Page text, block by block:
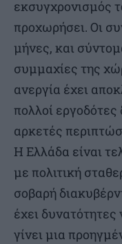
εκσυγχρονισμός
προχωρήσει. Οι
μήνες, και
συμμαχίες της
ανεργία έχει
πολλοί
αρκετές
Η Ελλάδα είναι
με πολιτική
σοβαρή
έχει
γίνει μια